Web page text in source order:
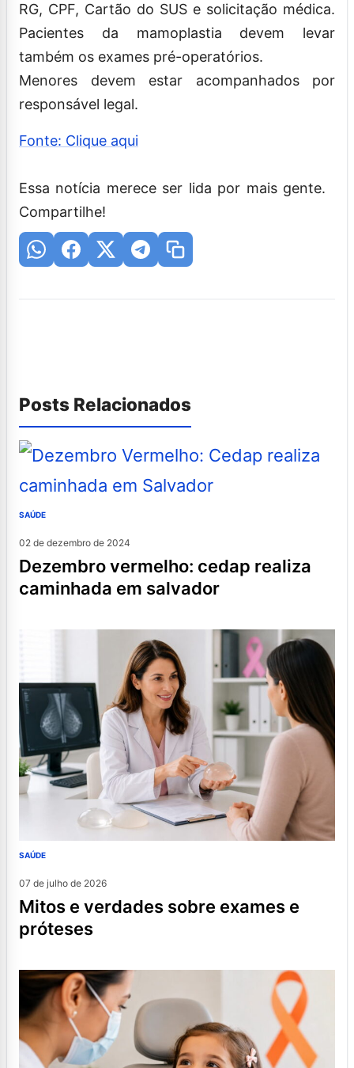
RG, CPF, Cartão do SUS e solicitação médica.
Pacientes da mamoplastia devem levar
também os exames pré-operatórios.
Menores devem estar acompanhados por
responsável legal.
Fonte: Clique aqui
Essa notícia merece ser lida por mais gente.
Compartilhe!
Posts Relacionados
SAÚDE
02 de dezembro de 2024
dezembro vermelho: cedap realiza
caminhada em salvador
SAÚDE
07 de julho de 2026
mitos e verdades sobre exames e
próteses